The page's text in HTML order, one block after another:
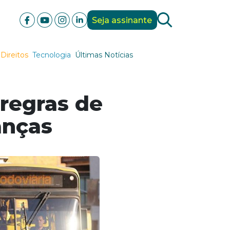
Seja assinante
Tecnologia Últimas Notícias
de